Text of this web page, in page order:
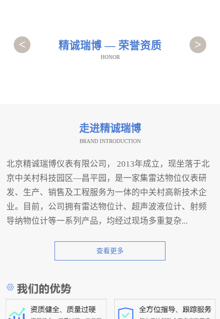
精诚瑞博 — 荣誉资质
HONOR
< >
走进精诚瑞博
BRAND INTRODUCTION
北京精诚瑞博仪表有限公司， 2013年成立，现坐落于北
京中关村科技园区—昌平园，是一家集雷达物位仪表研
发、生产、销售及工程服务为一体的中关村高新技术企
业。目前，公司拥有雷达物位计、超声波液位计、射频
导纳物位计等一系列产品，均经过现场多重复杂...
查看更多